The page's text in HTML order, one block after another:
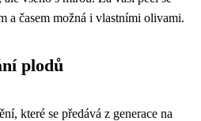
a časem možná i vlastními olivami.
plodů
které se předává z generace na